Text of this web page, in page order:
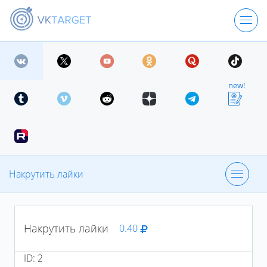
ЦЕНЫ
РЕГИСТРАЦИЯ
ВХОД
new!
Накрутить лайки
Накрутка подписчиков
Накрутить репосты
Рассказать о группе
Накрутить лайки 0.40
ID: 2